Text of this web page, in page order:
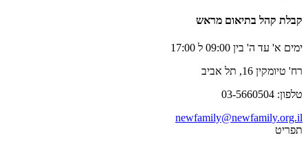
קבלת קהל בתיאום מראש
ימים א' עד ה' בין 09:00 ל 17:00
רח' טיומקין 16, תל אביב
טלפון: 03-5660504
newfamily@newfamily.org.il
תפריט